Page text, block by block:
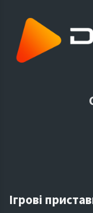
Ігрові